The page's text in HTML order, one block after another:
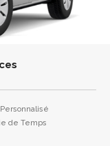
de Temps